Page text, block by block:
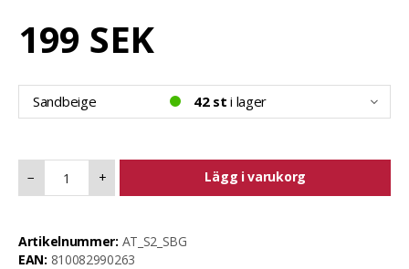
199 SEK
Sandbeige 42 st i lager
− + Lägg i varukorg
Artikelnummer: AT_S2_SBG
EAN: 810082990263